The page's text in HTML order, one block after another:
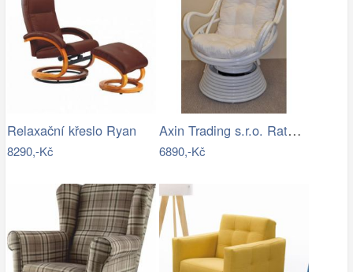
Relaxační křeslo Ryan
8290,-Kč
Axin Trading s.r.o. Ratanové houpací…
6890,-Kč